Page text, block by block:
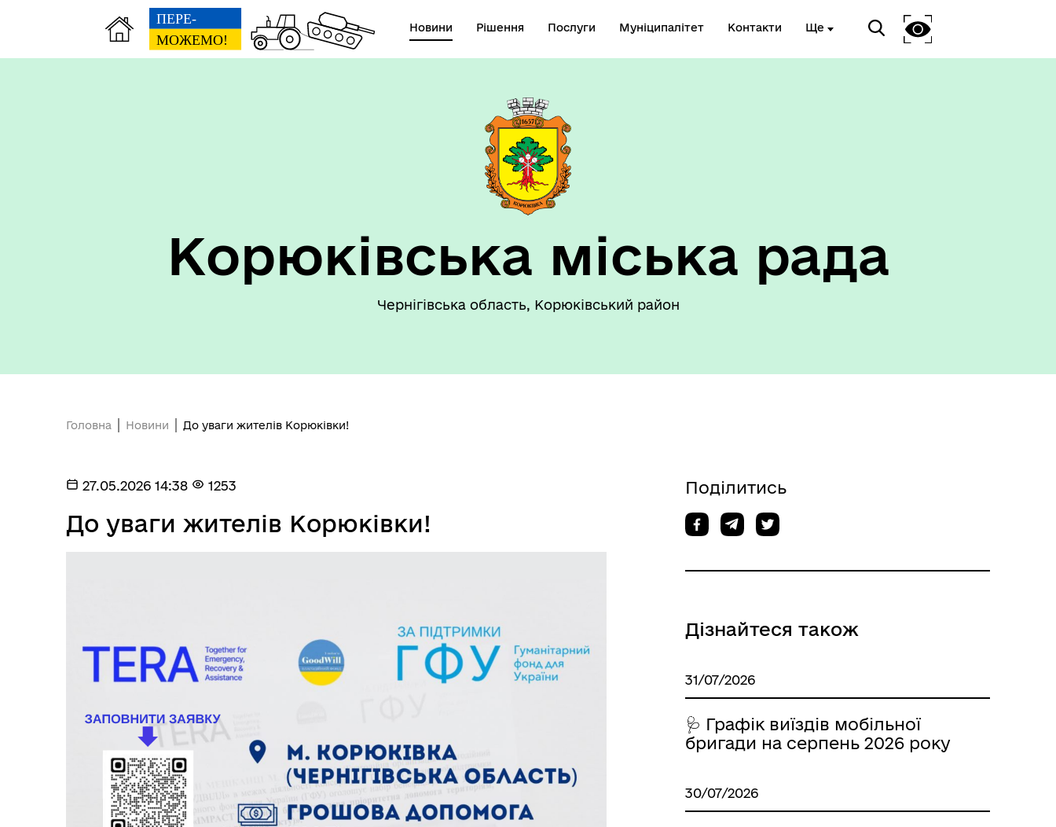
Новини Рішення Послуги Муніципалітет Контакти Ще
Виконавчий комітет Почесні громадяни міста
Рішення сесії
Корюківська міська рада
Чернігівська область, Корюківський район
Головна Новини До уваги жителів Корюківки!
27.05.2026 14:38 1253
До уваги жителів Корюківки!
Поділитись
Дізнайтеся також
31/07/2026
🩺 Графік виїздів мобільної
бригади на серпень 2026 року
30/07/2026